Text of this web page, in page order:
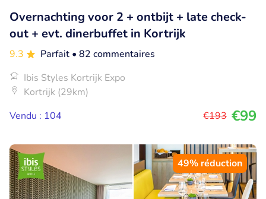
Overnachting voor 2 + ontbijt + late check-
out + evt. dinerbuffet in Kortrijk
9.3 Parfait • 82 commentaires
Ibis Styles Kortrijk Expo
Kortrijk (29km)
Vendu : 104
€193 €99
49% réduction